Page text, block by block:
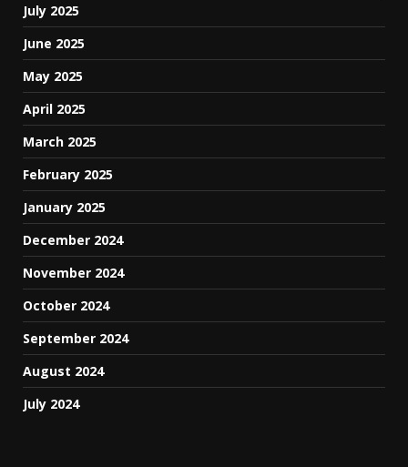
July 2025
June 2025
May 2025
April 2025
March 2025
February 2025
January 2025
December 2024
November 2024
October 2024
September 2024
August 2024
July 2024